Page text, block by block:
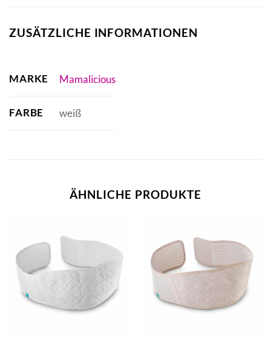
ZUSÄTZLICHE INFORMATIONEN
MARKE Mamalicious
FARBE weiß
ÄHNLICHE PRODUKTE